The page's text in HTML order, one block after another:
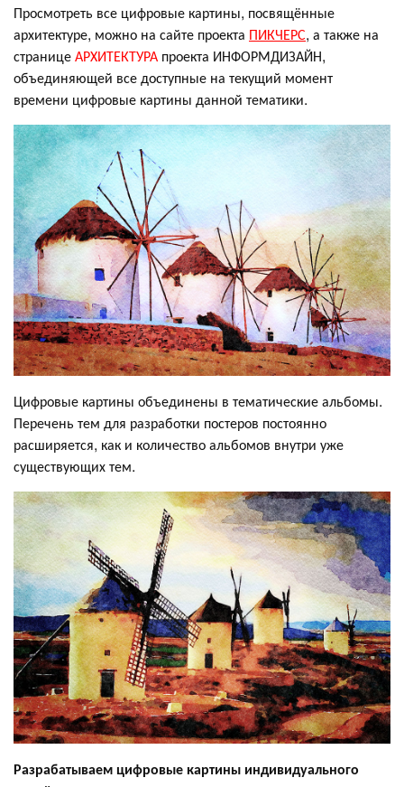
Просмотреть все цифровые картины, посвящённые
архитектуре, можно на сайте проекта ПИКЧЕРС, а также на
страницеАРХИТЕКТУРА проекта ИНФОРМДИЗАЙН,
объединяющей все доступные на текущий момент
времени цифровые картины данной тематики.
Цифровые картины объединены в тематические альбомы.
Перечень тем для разработки постеров постоянно
расширяется, как и количество альбомов внутри уже
существующих тем.
Разрабатываем цифровые картины индивидуального